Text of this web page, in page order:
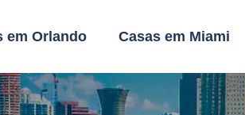
em Orlando Casas em Miami